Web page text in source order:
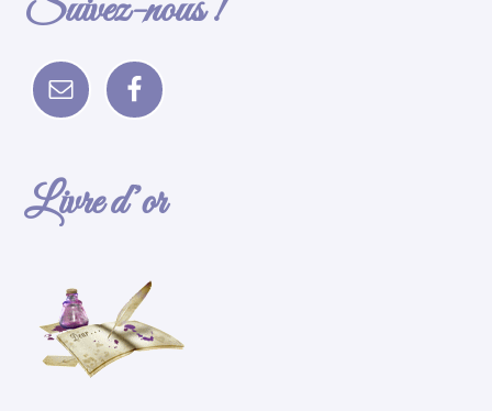
Suivez-nous !
Livre d’or